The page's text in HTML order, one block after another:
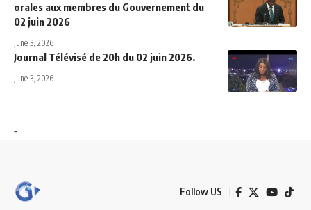
orales aux membres du Gouvernement du
02 juin 2026
June 3, 2026
Journal Télévisé de 20h du 02 juin 2026.
June 3, 2026
-
Follow US